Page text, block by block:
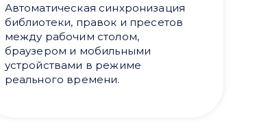
Автоматическая синхронизация
библиотеки, правок и пресетов
между рабочим столом,
браузером и мобильными
устройствами в режиме
реального времени.